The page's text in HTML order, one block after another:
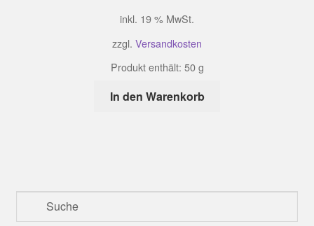
inkl. 19 % MwSt.
zzgl. Versandkosten
Produkt enthält: 50g
In den Warenkorb